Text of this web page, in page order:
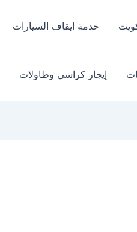
خدمة ايقاف السيارات
إيجار كراسي وطاولات